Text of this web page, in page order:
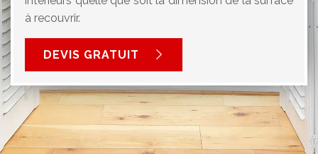
à recouvrir.
DEVIS GRATUIT